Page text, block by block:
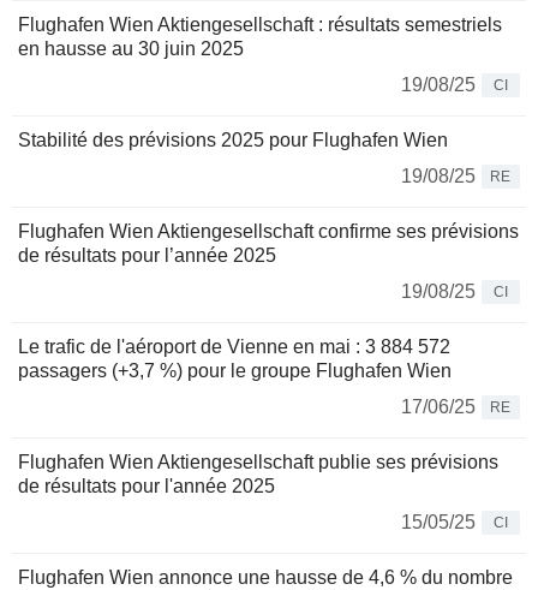
Flughafen Wien Aktiengesellschaft : résultats semestriels
en hausse au 30 juin 2025
19/08/25
CI
Stabilité des prévisions 2025 pour Flughafen Wien
19/08/25
RE
Flughafen Wien Aktiengesellschaft confirme ses prévisions
de résultats pour l’année 2025
19/08/25
CI
Le trafic de l'aéroport de Vienne en mai : 3 884 572
passagers (+3,7 %) pour le groupe Flughafen Wien
17/06/25
RE
Flughafen Wien Aktiengesellschaft publie ses prévisions
de résultats pour l'année 2025
15/05/25
CI
Flughafen Wien annonce une hausse de 4,6 % du nombre